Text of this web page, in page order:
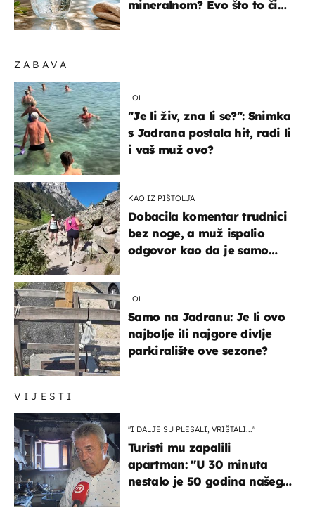
VIJESTI
"I DALJE SU PLESALI, VRIŠTALI..."
Turisti mu zapalili
apartman: "U 30 minuta
nestalo je 50 godina našeg
ZABAVA
LOL
"Je li živ, zna li se?": Snimka
s Jadrana postala hit, radi li
i vaš muž ovo?
KAO IZ PIŠTOLJA
Dobacila komentar trudnici
bez noge, a muž ispalio
odgovor kao da je samo
LOL
Samo na Jadranu: Je li ovo
najbolje ili najgore divlje
parkiralište ove sezone?
mineralnom? Evo što to čini